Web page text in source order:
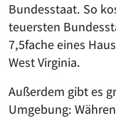
Bundesstaat. So
teuersten
7,5fache eines
West Virginia.
Außerdem gibt es
Umgebung: